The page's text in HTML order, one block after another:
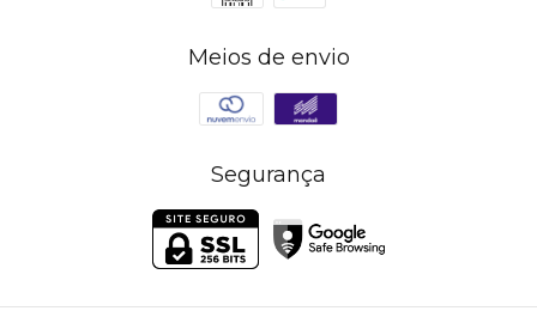
Meios de envio
Segurança